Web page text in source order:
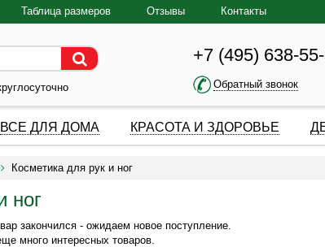
Таблица размеров Отзывы Контакты
+7 (495) 638-
Обратный звонок
ВСЕ ДЛЯ ДОМА КРАСОТА И ЗДОРОВЬЕ
Косметика для рук и ног
ног
закончился - ожидаем новое поступление.
много интересных товаров.